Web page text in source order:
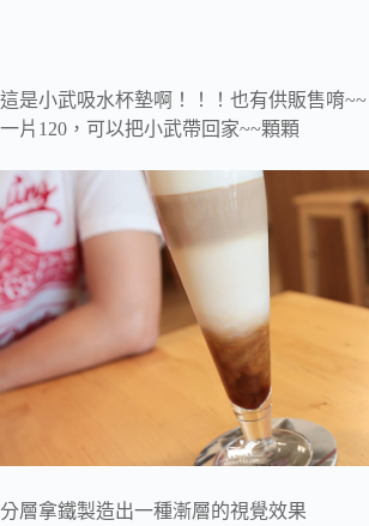
這是小武吸水杯墊啊！！！也有供販售唷~~
一片120，可以把小武帶回家~~顆顆
分層拿鐵製造出一種漸層的視覺效果